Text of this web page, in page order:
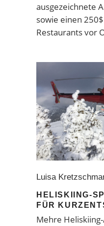
ausgezeichnete
sowie einen
Restaurants vor
Luisa
HELISKIING-
FÜR
Mehre